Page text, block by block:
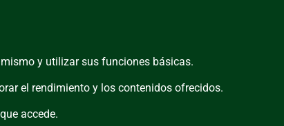
y utilizar sus funciones básicas.
el rendimiento y los contenidos ofrecidos.
accede.